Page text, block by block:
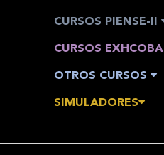
CURSOS PIENSE-II
CURSOS EXHCOBA
OTROS CURSOS
SIMULADORES